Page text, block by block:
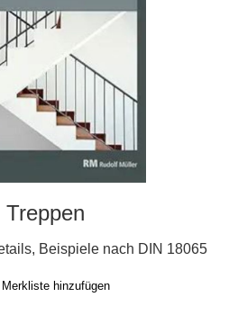
Treppen
Beispiele nach DIN 18065
hinzufügen